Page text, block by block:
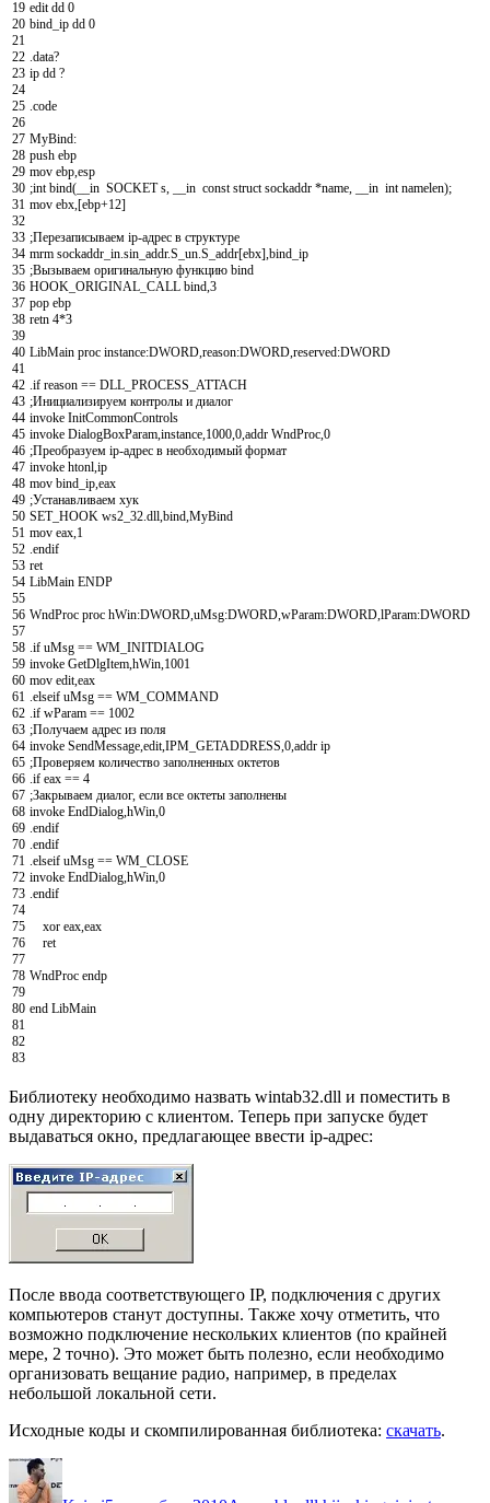
19
20
21
22
23
24
25
26
27
28
29
30
31
32
33
34
35
36
37
38
39
40
41
42
43
44
45
46
47
48
49
50
51
52
53
54
55
56
57
58
59
60
61
62
63
64
65
66
67
68
69
70
71
72
73
74
75
76
77
78
79
80
81
82
83
edit dd 0
bind_ip dd 0
.data?
ip dd ?
.code
MyBind:
push ebp
mov ebp,esp
;int bind(__in SOCKET s, __in const struct sockaddr *name, __in int namelen);
mov ebx,[ebp+12]
;Перезаписываем ip-адрес в структуре
mrm sockaddr in.sin addr.S un.S addr[ebx],bind ip
;Вызываем оригинальную функцию bind
HOOK_ORIGINAL_CALL bind,3
pop ebp
retn 4*3
LibMain proc instance:DWORD,reason:DWORD,reserved:DWORD
.if reason == DLL PROCESS ATTACH
;Инициализируем контролы и диалог
invoke InitCommonControls
invoke DialogBoxParam,instance,1000,0,addr WndProc,0
;Преобразуем ip-адрес в необходимый формат
invoke htonl,ip
mov bind ip,eax
;Устанавливаем хук
SET_HOOK ws2 32.dll,bind,MyBind
mov eax,1
.endif
ret
LibMain ENDP
WndProc proc hWin:DWORD,uMsg:DWORD,wParam:DWORD,lParam:DWORD
.if uMsg == WM INITDIALOG
invoke GetDlgItem,hWin,1001
mov edit,eax
.elseif uMsg == WM COMMAND
.if wParam == 1002
;Получаем адрес из поля
invoke SendMessage,edit,IPM GETADDRESS,0,addr ip
;Проверяем количество заполненных октетов
.if eax == 4
;Закрываем диалог, если все октеты заполнены
invoke EndDialog,hWin,0
.endif
.endif
.elseif uMsg == WM CLOSE
invoke EndDialog,hWin,0
.endif
xor eax,eax
ret
WndProc endp
end LibMain
Библиотеку необходимо назвать wintab32.dll и поместить в
одну директорию с клиентом. Теперь при запуске будет
выдаваться окно, предлагающее ввести ip-адрес:
После ввода соответствующего IP, подключения с других
компьютеров станут доступны. Также хочу отметить, что
возможно подключение нескольких клиентов (по крайней
мере, 2 точно). Это может быть полезно, если необходимо
организовать вещание радио, например, в пределах
небольшой локальной сети.
Исходные коды и скомпилированная библиотека: скачать.
Автор